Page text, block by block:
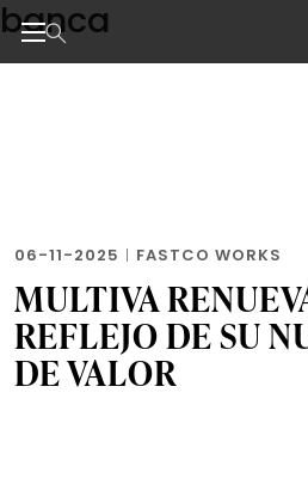
Skip
to
the
banca
06-11-2025 | FASTCO WORKS
MULTIVA
REFLEJO DE SU
DE VALOR